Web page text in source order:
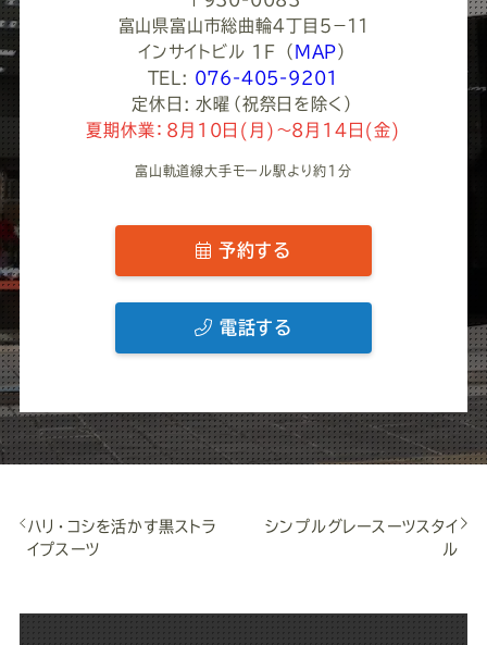
富山県富山市総曲輪４丁目５−１１
インサイトビル 1F
（ MAP ）
TEL: 076-405-9201
定休日: 水曜（祝祭日を除く）
夏期休業：8月10日(月)～8月14日(金)
富山軌道線大手モール駅より約1分
予約する
電話する
ハリ・コシを活かす黒ストラ
イプスーツ
シンプルグレースーツスタイ
ル